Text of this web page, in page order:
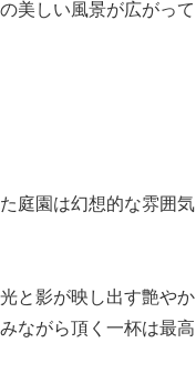
美しい風景が広がって
庭園は幻想的な雰囲気
と影が映し出す艶やか
ながら頂く一杯は最高